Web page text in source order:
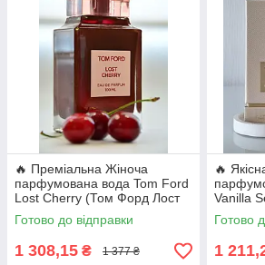
🔥 Преміальна Жіноча
парфумована вода Tom Ford
Lost Cherry (Том Форд Лост
Черрі) 100 мл. Стійкий
вишнево-гурманський аромат
Готово до відправки
1 308,15 ₴ 1 377 ₴
🔥
Vanilla
Секс)
Готово
1